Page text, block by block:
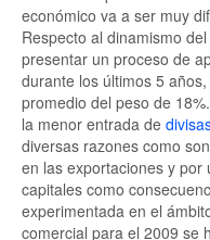
económico va a ser muy
Respecto al dinamismo del
presentar un proceso de
durante los últimos 5
promedio del peso de
la menor entrada de
diversas razones como
en las exportaciones y
capitales como
experimentada en el
comercial para el 2009 se